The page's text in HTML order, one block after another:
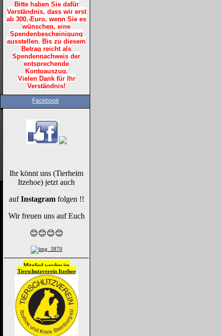
Bitte haben Sie dafür
Verständnis, dass wir erst
ab 300.-Euro, wenn Sie es
wünschen, eine
Spendenbescheinigung
ausstellen. Bis zu diesem
Betrag reicht als
Spendennachweis der
entsprechende
Kontoauszug.
Vielen Dank für Ihr
Verständnis!
Facebook
Ihr könnt uns (Tierheim
Itzehoe) jetzt auch
aufInstagramfolgen !!
Wir freuen uns auf Euch
😊😊😊😊
Mitglied werden im
Tierschutzverein Itzehoe